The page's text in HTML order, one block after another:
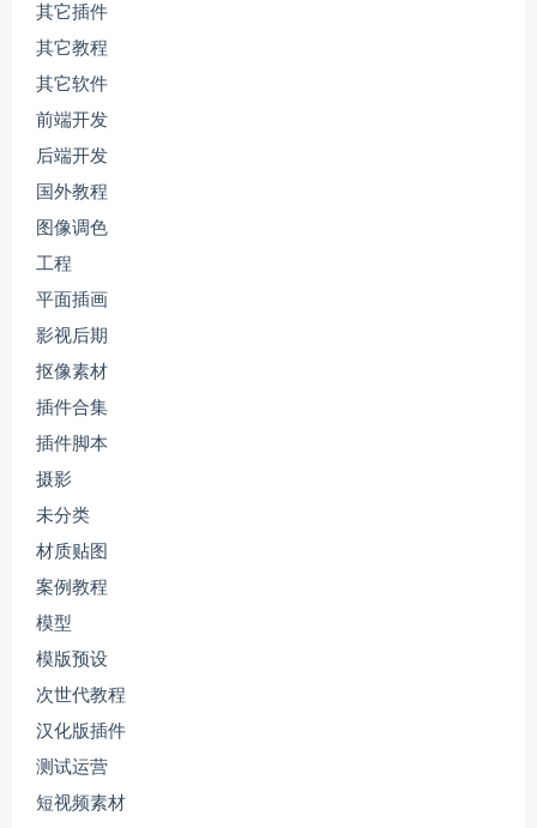
其它插件
其它教程
其它软件
前端开发
后端开发
国外教程
图像调色
工程
平面插画
影视后期
抠像素材
插件合集
插件脚本
摄影
未分类
材质贴图
案例教程
模型
模版预设
次世代教程
汉化版插件
测试运营
短视频素材